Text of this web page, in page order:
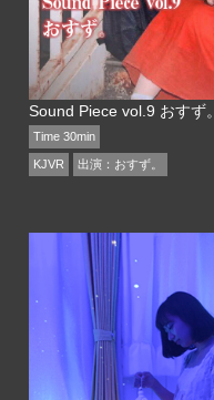
Sound Piece vol.9 おすず。
Time 30min
KJVR 出演： おすず。